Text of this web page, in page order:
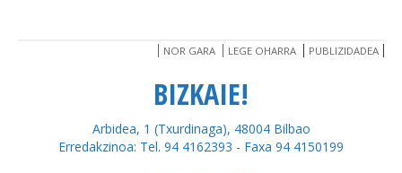
NOR GARA LEGE OHARRA PUBLIZIDADEA
BIZKAIE!
Arbidea, 1 (Txurdinaga), 48004 Bilbao
Erredakzinoa: Tel. 94 4162393 - Faxa 94 4150199